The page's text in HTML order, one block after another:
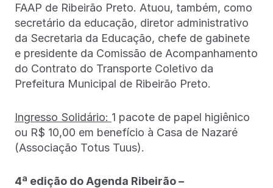
FAAP de Ribeirão Preto. Atuou, também, como
secretário da educação, diretor administrativo
da Secretaria da Educação, chefe de gabinete
e presidente da Comissão de Acompanhamento
do Contrato do Transporte Coletivo da
Prefeitura Municipal de Ribeirão Preto.
Ingresso Solidário: 1 pacote de papel higiênico
ou R$ 10,00 em benefício à Casa de Nazaré
(Associação Totus Tuus).
4ª edição do Agenda Ribeirão –